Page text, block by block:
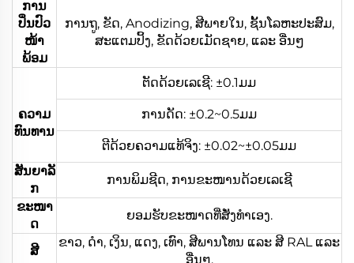
ການ
ປິ່ນປົວ
ໜ້າ
ພ້ອມ
ການຖູ, ຂັດ, Anodizing, ສີພາຍໃນ, ຊັ້ນໂລຫະປະສົມ,
ສະແຕມປິ້ງ, ຂັດດ້ວຍເມັດຊາຍ, ແລະ ອື່ນໆ
ຄວາມ
ທົນທານ
ຕັດດ້ວຍເລເຊີ: ±0.1ມມ
ການດັດ: ±0.2~0.5ມມ
ຕີດ້ວຍຄວາມແທ້ຈິງ: ±0.02~±0.05ມມ
ສັນຍາລັ
ກ
ການພິມຊີດ, ການຂະໜານດ້ວຍເລເຊີ
ຂະໜາ
ດ
ຍອມຮັບຂະໜາດທີ່ສັ່ງທຳເອງ.
ສີ
ຂາວ, ດຳ, ເງິນ, ແດງ, ເທົາ, ສີພານໂທນ ແລະ ສີ RAL ແລະ
ອື່ນໆ.